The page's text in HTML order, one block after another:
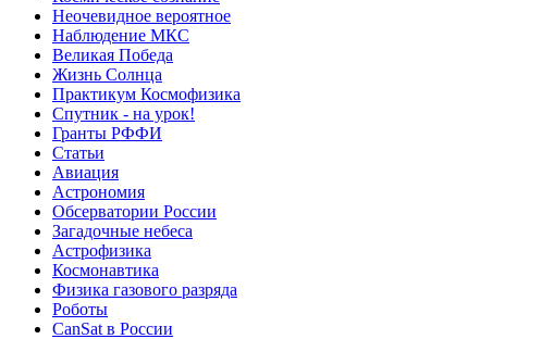
Неочевидное вероятное
Наблюдение МКС
Великая Победа
Жизнь Солнца
Практикум Космофизика
Спутник - на урок!
Гранты РФФИ
Статьи
Авиация
Астрономия
Обсерватории России
Загадочные небеса
Астрофизика
Космонавтика
Физика газового разряда
Роботы
CanSat в России